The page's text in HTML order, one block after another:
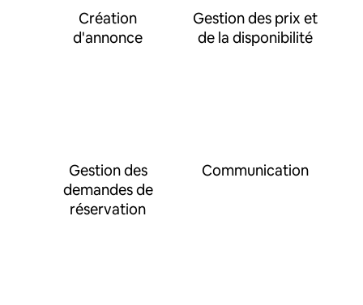
Création
d'annonce
Gestion des prix et
de la disponibilité
Gestion des
demandes de
réservation
Communication